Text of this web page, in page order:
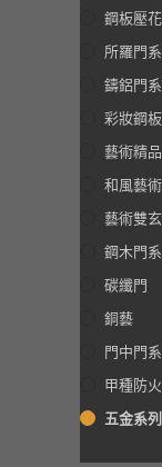
鋼板壓
所羅門
鑄鋁門
彩妝鋼
藝術精
和風藝
藝術雙
鋼木門
碳纖門
銅藝
門中門
甲種防
五金系